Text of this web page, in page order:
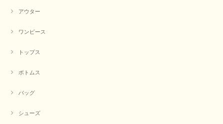
アウター
ワンピース
トップス
ボトムス
バッグ
シューズ